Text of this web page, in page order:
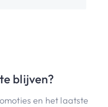
blijven?
en het laatste